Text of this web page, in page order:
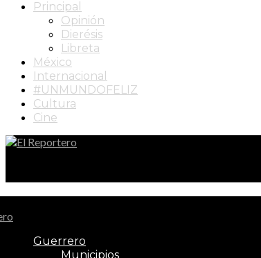
Principal
Opinión
Dierésis
Libreta
México
Internacional
#UNMUNDOFELIZ
Cultura
Cine
Guerrero
Municipios